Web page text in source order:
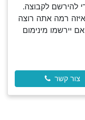
להירשם לקבוצה.
רמה אתה רוצה
יירשמו מינימום
צור קשר